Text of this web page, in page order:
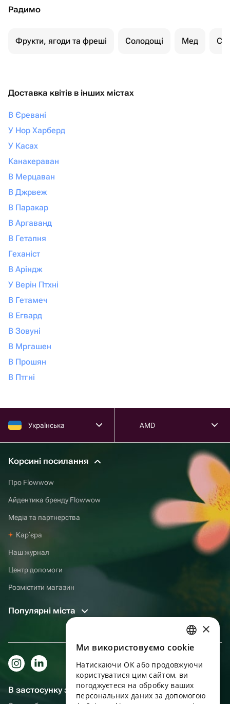
Радимо
Фрукти, ягоди та фреші Солодощі Мед
Доставка квітів в інших містах
В Єревані
У Нор Харберд
У Касах
Канакераван
В Мерцаван
В Джрвеж
В Паракар
В Аргаванд
В Гетапня
Геханіст
В Аріндж
У Верін Птхні
В Гетамеч
В Егвард
В Зовуні
В Мргашен
В Прошян
В Птгні
Українська AMD
Корсині посилання
Про Flowwow
Айдентика бренду Flowwow
Медіа та партнерства
Карʼєра
Наш журнал
Центр допомоги
Розмістити магазин
Популярні міста
В застосунку зручніше!
RUSSIAN
ENGLISH
UKRAINIAN
PORTUGUESE
×
Ми використовуємо cookie
Натискаючи OK або продовжуючи
користуватися цим сайтом, ви
погоджуєтеся на обробку ваших
персональних даних за допомогою